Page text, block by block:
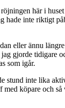
här i
hade inte riktigt
eller ännu
gjorde tidigare
som igår.
stund inte lika
köpare och